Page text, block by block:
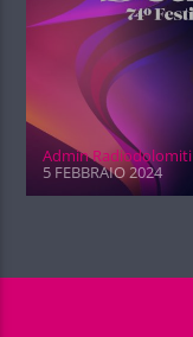
Admin Radiodolomiti
5 FEBBRAIO 2024